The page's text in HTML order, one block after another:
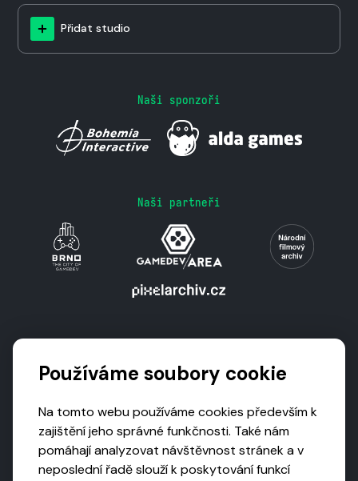
Přidat studio
Naši sponzoři
Naši partneři
Používáme soubory cookie
Na tomto webu používáme cookies především k
zajištění jeho správné funkčnosti. Také nám
pomáhají analyzovat návštěvnost stránek a v
neposlední řadě slouží k poskytování funkcí